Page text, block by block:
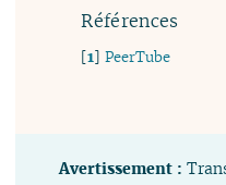
Références
[1]PeerTube
Avertissement :